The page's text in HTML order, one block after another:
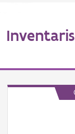
Inventaris